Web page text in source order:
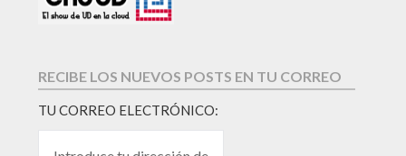
RECIBE LOS NUEVOS POSTS EN TU CORREO
TU CORREO ELECTRÓNICO: